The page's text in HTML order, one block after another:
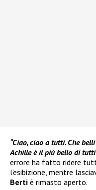
“Ciao, ciao a tutti. Che
Achille è il più bello di
errore ha fatto ridere
l’esibizione, mentre
Berti è rimasto aperto.